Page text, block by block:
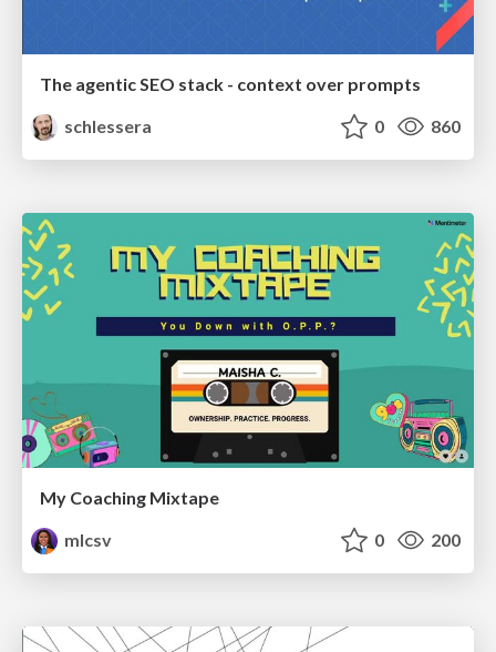
The agentic SEO stack - context over prompts
schlessera
0 860
My Coaching Mixtape
mlcsv
0 200